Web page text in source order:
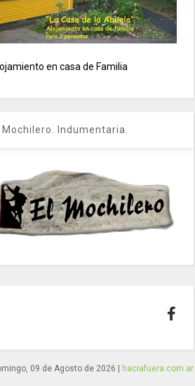
en casa de Familia
Mochilero. Indumentaria.
09 de Agosto de 2026 haciafuera.com.ar